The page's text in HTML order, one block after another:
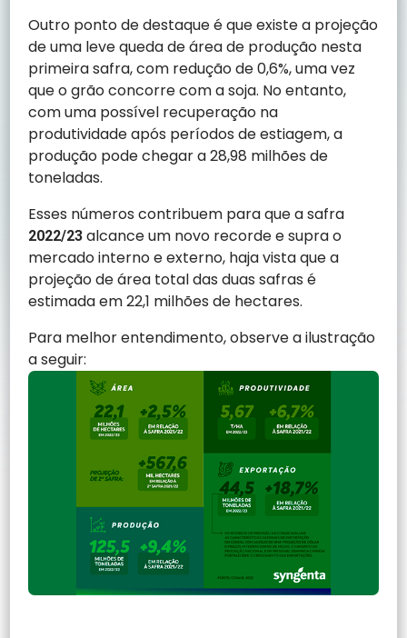
Outro ponto de destaque é que existe a projeção
de uma leve queda de área de produção nesta
primeira safra, com redução de 0,6%, uma vez
que o grão concorre com a soja. No entanto,
com uma possível recuperação na
produtividade após períodos de estiagem, a
produção pode chegar a 28,98 milhões de
toneladas.
Esses números contribuem para que a safra
2022/23 alcance um novo recorde e supra o
mercado interno e externo, haja vista que a
projeção de área total das duas safras é
estimada em 22,1 milhões de hectares.
Para melhor entendimento, observe a ilustração
a seguir: